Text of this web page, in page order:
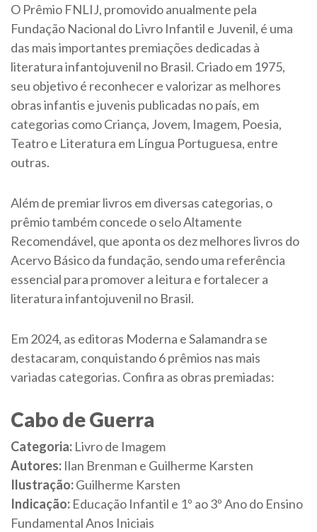
O Prêmio FNLIJ, promovido anualmente pela
Fundação Nacional do Livro Infantil e Juvenil, é uma
das mais importantes premiações dedicadas à
literatura infantojuvenil no Brasil. Criado em 1975,
seu objetivo é reconhecer e valorizar as melhores
obras infantis e juvenis publicadas no país, em
categorias como Criança, Jovem, Imagem, Poesia,
Teatro e Literatura em Língua Portuguesa, entre
outras.
Além de premiar livros em diversas categorias, o
prêmio também concede o selo Altamente
Recomendável, que aponta os dez melhores livros do
Acervo Básico da fundação, sendo uma referência
essencial para promover a leitura e fortalecer a
literatura infantojuvenil no Brasil.
Em 2024, as editoras Moderna e Salamandra se
destacaram, conquistando 6 prêmios nas mais
variadas categorias. Confira as obras premiadas:
Cabo de Guerra
Categoria: Livro de Imagem
Autores: Ilan Brenman e Guilherme Karsten
Ilustração:Guilherme Karsten
Indicação: Educação Infantil e 1º ao 3º Ano do Ensino
Fundamental Anos Iniciais